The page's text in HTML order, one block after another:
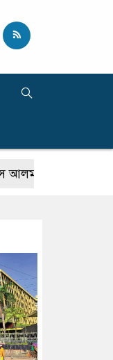
যাদের কমিশনার